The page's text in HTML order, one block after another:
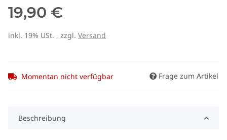
19,90 €
inkl. 19% USt. , zzgl. Versand
Momentan nicht verfügbar Frage zum Artikel
Beschreibung